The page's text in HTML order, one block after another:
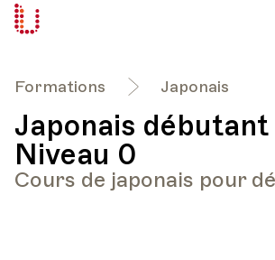
Formations Japonais
Japonais débutant
Niveau 0
Cours de japonais pour